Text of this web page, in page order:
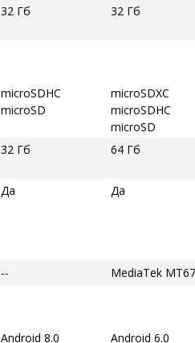
32 Гб 32 Гб
microSDHC
microSD
microSDXC
microSDHC
microSD
32 Гб 64 Гб
Да Да
-- MediaTek
Android 8.0 Android 6.0